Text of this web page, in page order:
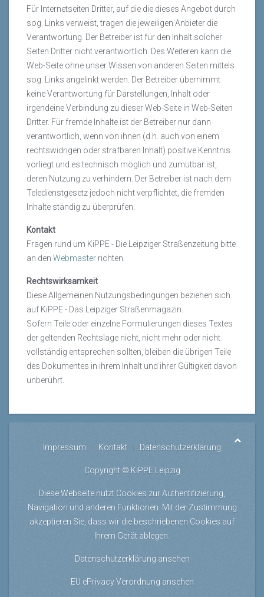
Für Internetseiten Dritter, auf die die dieses Angebot durch
sog. Links verweist, tragen die jeweiligen Anbieter die
Verantwortung. Der Betreiber ist für den Inhalt solcher
Seiten Dritter nicht verantwortlich. Des Weiteren kann die
Web-Seite ohne unser Wissen von anderen Seiten mittels
sog. Links angelinkt werden. Der Betreiber übernimmt
keine Verantwortung für Darstellungen, Inhalt oder
irgendeine Verbindung zu dieser Web-Seite in Web-Seiten
Dritter. Für fremde Inhalte ist der Betreiber nur dann
verantwortlich, wenn von ihnen (d.h. auch von einem
rechtswidrigen oder strafbaren Inhalt) positive Kenntnis
vorliegt und es technisch möglich und zumutbar ist,
deren Nutzung zu verhindern. Der Betreiber ist nach dem
Teledienstgesetz jedoch nicht verpflichtet, die fremden
Inhalte ständig zu überprüfen.
Kontakt
Fragen rund um KiPPE - Die Leipziger Straßenzeitung bitte
an den Webmaster richten.
Rechtswirksamkeit
Diese Allgemeinen Nutzungsbedingungen beziehen sich
auf KiPPE - Das Leipziger Straßenmagazin.
Sofern Teile oder einzelne Formulierungen dieses Textes
der geltenden Rechtslage nicht, nicht mehr oder nicht
vollständig entsprechen sollten, bleiben die übrigen Teile
des Dokumentes in ihrem Inhalt und ihrer Gültigkeit davon
unberührt.
Impressum Kontakt Datenschutzerklärung
Copyright © KiPPE Leipzig
Diese Webseite nutzt Cookies zur Authentifizierung,
Navigation und anderen Funktionen. Mit der Zustimmung
akzeptieren Sie, dass wir die beschriebenen Cookies auf
Ihrem Gerät ablegen.
Datenschutzerklärung ansehen
EU ePrivacy Verordnung ansehen